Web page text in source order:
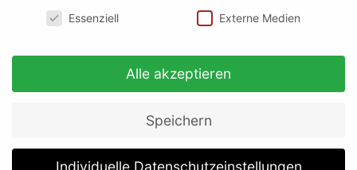
erhalten! Entdecken Sie weitere Seminare von uns
Datenschutzeinstellungen
Essenziell Externe Medien
Alle akzeptieren
Speichern
Individuelle Datenschutzeinstellungen